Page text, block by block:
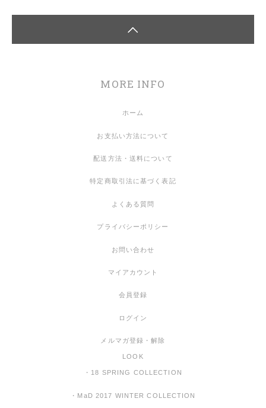
MORE INFO
ホーム
お支払い方法について
配送方法・送料について
特定商取引法に基づく表記
よくある質問
プライバシーポリシー
お問い合わせ
マイアカウント
会員登録
ログイン
メルマガ登録・解除
LOOK
・18 SPRING COLLECTION
・MaD 2017 WINTER COLLECTION